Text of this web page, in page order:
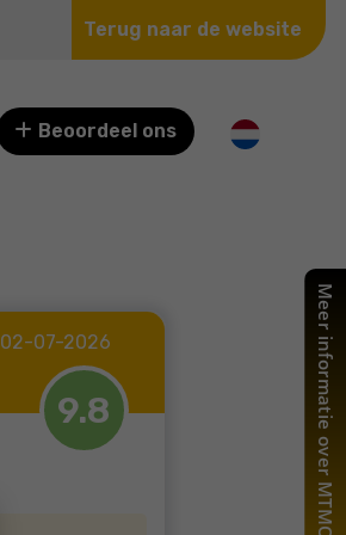
Terug naar de website
Beoordeel ons
02-07-2026
9.8